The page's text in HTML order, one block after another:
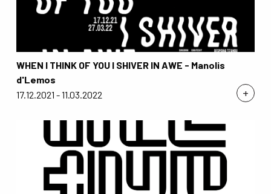
+
WHEN I THINK OF YOU I SHIVER IN AWE - Manolis
d'Lemos
17.12.2021 - 11.03.2022